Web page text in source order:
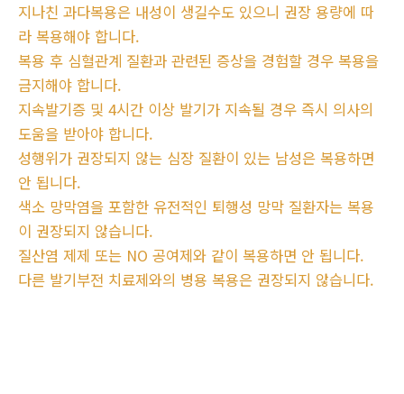
지나친 과다복용은 내성이 생길수도 있으니 권장 용량에 따
라 복용해야 합니다.
복용 후 심혈관계 질환과 관련된 증상을 경험할 경우 복용을
금지해야 합니다.
지속발기증 및 4시간 이상 발기가 지속될 경우 즉시 의사의
도움을 받아야 합니다.
성행위가 권장되지 않는 심장 질환이 있는 남성은 복용하면
안 됩니다.
색소 망막염을 포함한 유전적인 퇴행성 망막 질환자는 복용
이 권장되지 않습니다.
질산염 제제 또는 NO 공여제와 같이 복용하면 안 됩니다.
다른 발기부전 치료제와의 병용 복용은 권장되지 않습니다.